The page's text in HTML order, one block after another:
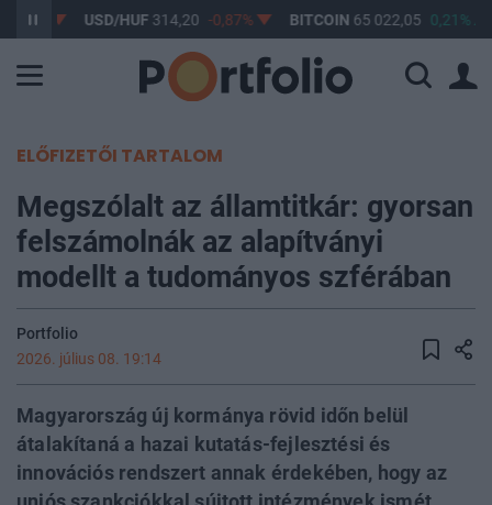
-0,61% USD/HUF 314,20 -0,87% BITCOIN 65 022,05 0,21%
ELŐFIZETŐI TARTALOM
Megszólalt az államtitkár: gyorsan
felszámolnák az alapítványi
modellt a tudományos szférában
Portfolio
2026. július 08. 19:14
Magyarország új kormánya rövid időn belül
átalakítaná a hazai kutatás-fejlesztési és
innovációs rendszert annak érdekében, hogy az